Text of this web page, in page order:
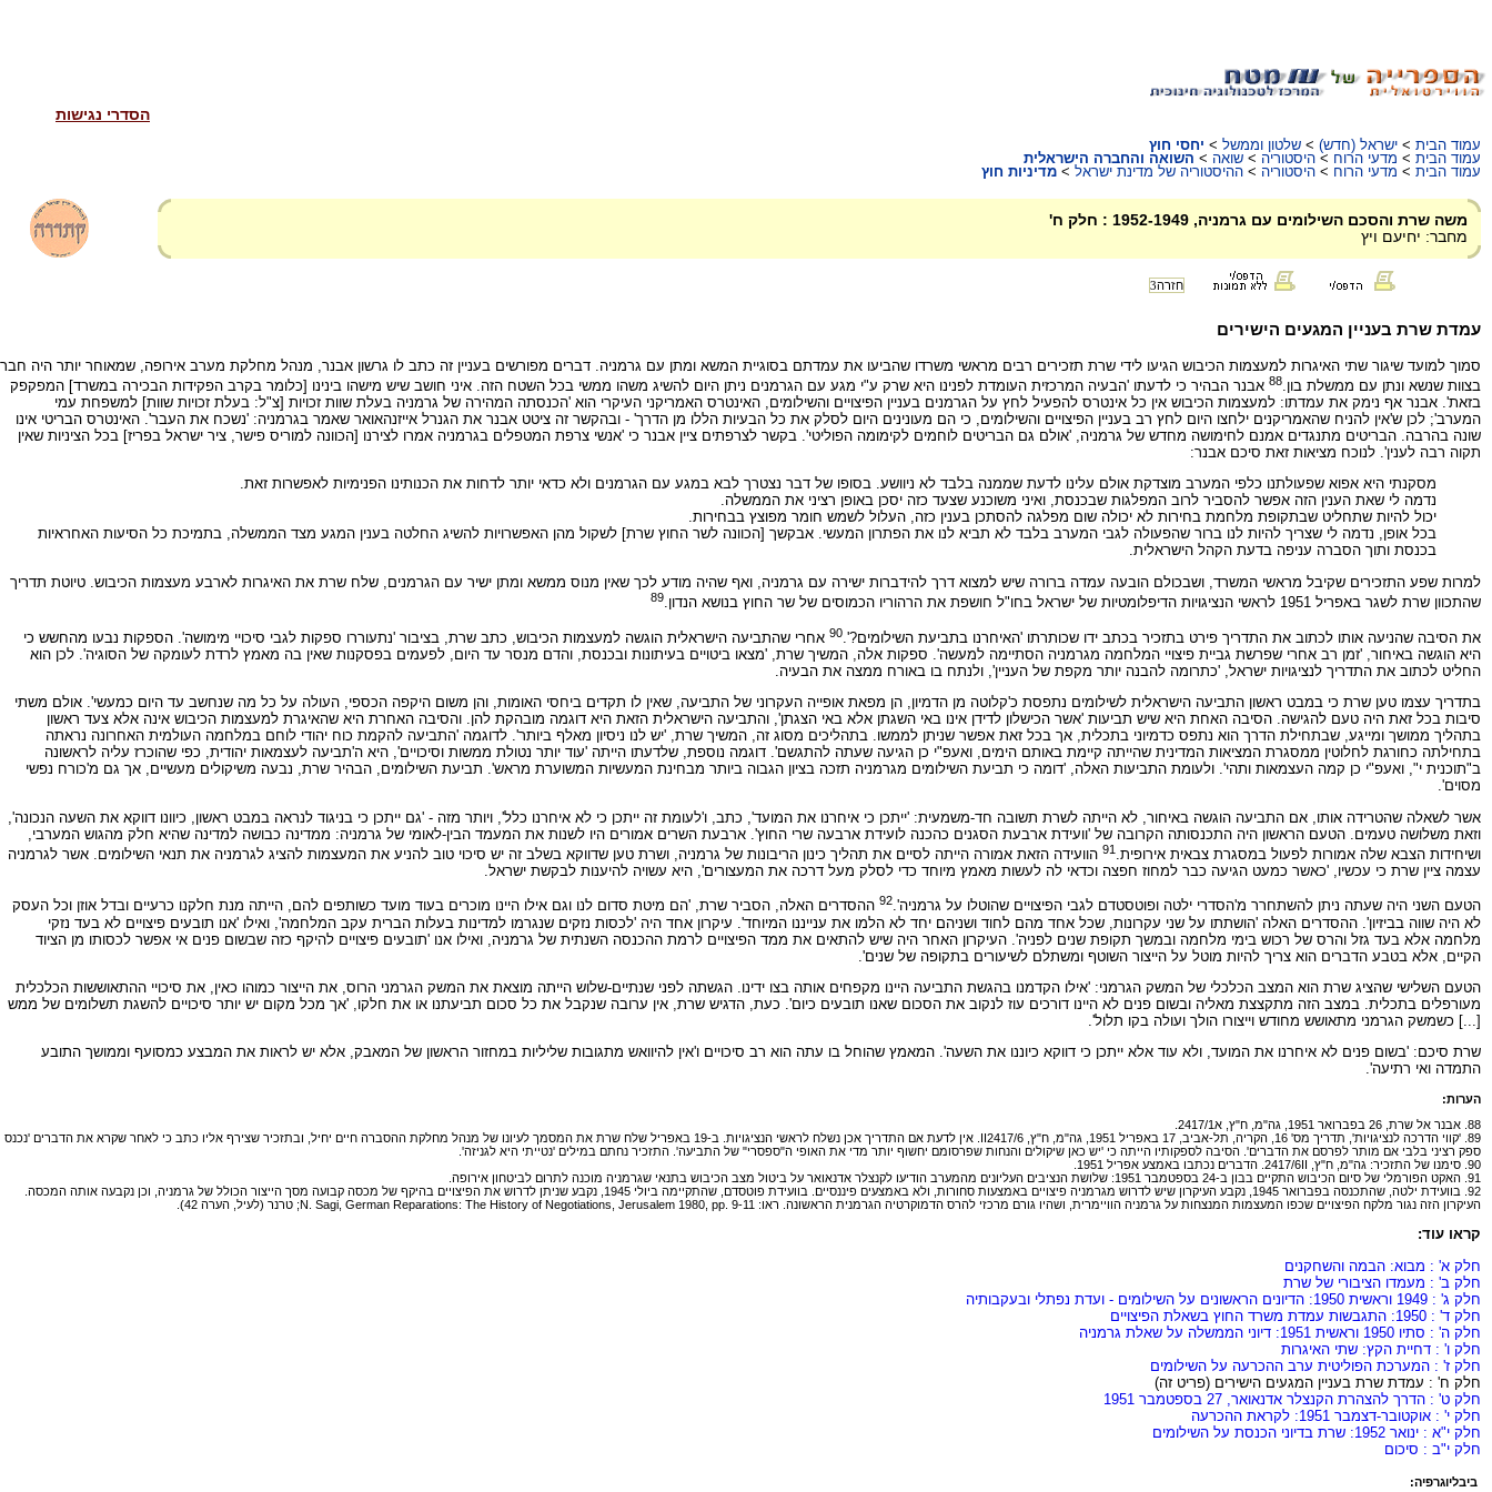
הסדרי נגישות
עמוד הבית > ישראל (חדש) > שלטון וממשל > יחסי חוץ
עמוד הבית > מדעי הרוח > היסטוריה > שואה > השואה והחברה הישראלית
עמוד הבית > מדעי הרוח > היסטוריה > ההיסטוריה של מדינת ישראל > מדיניות חוץ
משה שרת והסכם השילומים עם גרמניה, 1952-1949 : חלק ח'
מחבר: יחיעם ויץ
חזרה3
עמדת שרת בעניין המגעים הישירים
סמוך למועד שיגור שתי האיגרות למעצמות הכיבוש הגיעו לידי שרת תזכירים רבים מראשי משרדו שהביעו את עמדתם בסוגיית המשא ומתן עם גרמניה. דברים מפורשים בעניין זה כתב לו גרשון אבנר, מנהל מחלקת מערב אירופה, שמאוחר יותר היה חבר
בצוות שנשא ונתן עם ממשלת בון.88 אבנר הבהיר כי לדעתו 'הבעיה המרכזית העומדת לפנינו היא שרק ע"י מגע עם הגרמנים ניתן היום להשיג משהו ממשי בכל השטח הזה. איני חושב שיש מישהו בינינו [כלומר בקרב הפקידות הבכירה במשרד] המפקפק
בזאת'. אבנר אף נימק את עמדתו: למעצמות הכיבוש אין כל אינטרס להפעיל לחץ על הגרמנים בעניין הפיצויים והשילומים, האינטרס האמריקני העיקרי הוא 'הכנסתה המהירה של גרמניה בעלת שוות זכויות [צ"ל: בעלת זכויות שוות] למשפחת עמי
המערב'; לכן ש'אין להניח שהאמריקנים ילחצו היום לחץ רב בעניין הפיצויים והשילומים, כי הם מעונינים היום לסלק את כל הבעיות הללו מן הדרך' - ובהקשר זה ציטט אבנר את הגנרל אייזנהאואר שאמר בגרמניה: 'נשכח את העבר'. האינטרס הבריטי אינו
שונה בהרבה. הבריטים מתנגדים אמנם לחימושה מחדש של גרמניה, 'אולם גם הבריטים לוחמים לקימומה הפוליטי'. בקשר לצרפתים ציין אבנר כי 'אנשי צרפת המטפלים בגרמניה אמרו לצירנו [הכוונה למוריס פישר, ציר ישראל בפריז] בכל הציניות שאין
תקוה רבה לענין'. לנוכח מציאות זאת סיכם אבנר:
מסקנתי היא אפוא שפעולתנו כלפי המערב מוצדקת אולם עלינו לדעת שממנה בלבד לא ניוושע. בסופו של דבר נצטרך לבא במגע עם הגרמנים ולא כדאי יותר לדחות את הכנותינו הפנימיות לאפשרות זאת.
נדמה לי שאת הענין הזה אפשר להסביר לרוב המפלגות שבכנסת, ואיני משוכנע שצעד כזה יסכן באופן רציני את הממשלה.
יכול להיות שתחליט שבתקופת מלחמת בחירות לא יכולה שום מפלגה להסתכן בענין כזה, העלול לשמש חומר מפוצץ בבחירות.
בכל אופן, נדמה לי שצריך להיות לנו ברור שהפעולה לגבי המערב בלבד לא תביא לנו את הפתרון המעשי. אבקשך [הכוונה לשר החוץ שרת] לשקול מהן האפשרויות להשיג החלטה בענין המגע מצד הממשלה, בתמיכת כל הסיעות האחראיות
בכנסת ותוך הסברה עניפה בדעת הקהל הישראלית.
למרות שפע התזכירים שקיבל מראשי המשרד, ושבכולם הובעה עמדה ברורה שיש למצוא דרך להידברות ישירה עם גרמניה, ואף שהיה מודע לכך שאין מנוס ממשא ומתן ישיר עם הגרמנים, שלח שרת את האיגרות לארבע מעצמות הכיבוש. טיוטת תדריך
שהתכוון שרת לשגר באפריל 1951 לראשי הנציגויות הדיפלומטיות של ישראל בחו"ל חושפת את הרהוריו הכמוסים של שר החוץ בנושא הנדון.
89
את הסיבה שהניעה אותו לכתוב את התדריך פירט בתזכיר בכתב ידו שכותרתו 'האיחרנו בתביעת השילומים?'. 90 אחרי שהתביעה הישראלית הוגשה למעצמות הכיבוש, כתב שרת, בציבור 'נתעוררו ספקות לגבי סיכויי מימושה'. הספקות נבעו מהחשש כי
היא הוגשה באיחור, 'זמן רב אחרי שפרשת גביית פיצויי המלחמה מגרמניה הסתיימה למעשה'. ספקות אלה, המשיך שרת, 'מצאו ביטויים בעיתונות ובכנסת, והדם מנסר עד היום, לפעמים בפסקנות שאין בה מאמץ לרדת לעומקה של הסוגיה'. לכן הוא
החליט לכתוב את התדריך לנציגויות ישראל, 'כתרומה להבנה יותר מקפת של העניין', ולנתח בו באורח ממצה את הבעיה.
בתדריך עצמו טען שרת כי במבט ראשון התביעה הישראלית לשילומים נתפסת כ'קלוטה מן הדמיון, הן מפאת אופייה העקרוני של התביעה, שאין לו תקדים ביחסי האומות, והן משום היקפה הכספי, העולה על כל מה שנחשב עד היום כמעשי'. אולם משתי
סיבות בכל זאת היה טעם להגישה. הסיבה האחת היא שיש תביעות 'אשר הכישלון לדידן אינו באי השגתן אלא באי הצגתן', והתביעה הישראלית הזאת היא דוגמה מובהקת להן. והסיבה האחרת היא שהאיגרת למעצמות הכיבוש אינה אלא צעד ראשון
בתהליך ממושך ומייגע, שבתחילת הדרך הוא נתפס כדמיוני בתכלית, אך בכל זאת אפשר שניתן לממשו. בתהליכים מסוג זה, המשיך שרת, 'יש לנו ניסיון מאלף ביותר'. לדוגמה 'התביעה להקמת כוח יהודי לוחם במלחמה העולמית האחרונה נראתה
בתחילתה כחורגת לחלוטין ממסגרת המציאות המדינית שהייתה קיימת באותם הימים, ואעפ"י כן הגיעה שעתה להתגשם'. דוגמה נוספת, שלדעתו הייתה 'עוד יותר נטולת ממשות וסיכויים', היא ה'תביעה לעצמאות יהודית, כפי שהוכרז עליה לראשונה
ב"תוכנית י", ואעפ"י כן קמה העצמאות ותהי'. ולעומת התביעות האלה, 'דומה כי תביעת השילומים מגרמניה תזכה בציון הגבוה ביותר מבחינת המעשיות המשוערת מראש'. תביעת השילומים, הבהיר שרת, נבעה משיקולים מעשיים, אך גם מ'כורח נפשי
מסוים'.
אשר לשאלה שהטרידה אותו, אם התביעה הוגשה באיחור, לא הייתה לשרת תשובה חד-משמעית: 'ייתכן כי איחרנו את המועד', כתב, ו'לעומת זה ייתכן כי לא איחרנו כלל', ויותר מזה - 'גם ייתכן כי בניגוד לנראה במבט ראשון, כיוונו דווקא את השעה הנכונה',
וזאת משלושה טעמים. הטעם הראשון היה התכנסותה הקרובה של 'וועידת ארבעת הסגנים כהכנה לועידת ארבעה שרי החוץ'. ארבעת השרים אמורים היו לשנות את המעמד הבין-לאומי של גרמניה: ממדינה כבושה למדינה שהיא חלק מהגוש המערבי,
ושיחידות הצבא שלה אמורות לפעול במסגרת צבאית אירופית. 91 הוועידה הזאת אמורה הייתה לסיים את תהליך כינון הריבונות של גרמניה, ושרת טען שדווקא בשלב זה יש סיכוי טוב להניע את המעצמות להציג לגרמניה את תנאי השילומים. אשר לגרמניה
עצמה ציין שרת כי עכשיו, 'כאשר כמעט הגיעה כבר למחוז חפצה וכדאי לה לעשות מאמץ מיוחד כדי לסלק מעל דרכה את המעצורים', היא עשויה להיענות לבקשת ישראל.
הטעם השני היה שעתה ניתן להשתחרר מ'הסדרי ילטה ופוטסטדם לגבי הפיצויים שהוטלו על גרמניה'.92 ההסדרים האלה, הסביר שרת, 'הם מיטת סדום לנו וגם אילו היינו מוכרים בעוד מועד כשותפים להם, הייתה מנת חלקנו כרעיים ובדל אוזן וכל העסק
לא היה שווה בביזיון'. ההסדרים האלה 'הושתתו על שני עקרונות, שכל אחד מהם לחוד ושניהם יחד לא הלמו את ענייננו המיוחד'. עיקרון אחד היה 'לכסות נזקים שנגרמו למדינות בעלות הברית עקב המלחמה', ואילו 'אנו תובעים פיצויים לא בעד נזקי
מלחמה אלא בעד גזל והרס של רכוש בימי מלחמה ובמשך תקופת שנים לפניה'. העיקרון האחר היה שיש להתאים את ממד הפיצויים לרמת ההכנסה השנתית של גרמניה, ואילו אנו 'תובעים פיצויים להיקף כזה שבשום פנים אי אפשר לכסותו מן הציוד
הקיים, אלא בטבע הדברים הוא צריך להיות מוטל על הייצור השוטף ומשתלם לשיעורים בתקופה של שנים'.
הטעם השלישי שהציג שרת הוא המצב הכלכלי של המשק הגרמני: 'אילו הקדמנו בהגשת התביעה היינו מקפחים אותה בצו ידינו. הגשתה לפני שנתיים-שלוש הייתה מוצאת את המשק הגרמני הרוס, את הייצור כמוהו כאין, את סיכויי ההתאוששות הכלכלית
מעורפלים בתכלית. במצב הזה מתקצצת מאליה ובשום פנים לא היינו דורכים עוז לנקוב את הסכום שאנו תובעים כיום'. כעת, הדגיש שרת, אין ערובה שנקבל את כל סכום תביעתנו או את חלקו, 'אך מכל מקום יש יותר סיכויים להשגת תשלומים של ממש
[...] כשמשק הגרמני מתאושש מחודש וייצורו הולך ועולה בקו תלול'.
שרת סיכם: 'בשום פנים לא איחרנו את המועד, ולא עוד אלא ייתכן כי דווקא כיוננו את השעה'. המאמץ שהוחל בו עתה הוא רב סיכויים ו'אין להיוואש מתגובות שליליות במחזור הראשון של המאבק, אלא יש לראות את המבצע כמסועף וממושך התובע
התמדה ואי רתיעה'.
הערות:
88. אבנר אל שרת, 26 בפברואר 1951, גה"מ, ח"ץ, א2417/1.
89. 'קווי הדרכה לנציגויות', תדריך מס' 16, הקריה, תל-אביב, 17 באפריל 1951, גה"מ, ח"ץ, II2417/6. אין לדעת אם התדריך אכן נשלח לראשי הנציגויות. ב-19 באפריל שלח שרת את המסמך לעיונו של מנהל מחלקת ההסברה חיים יחיל, ובתזכיר שצירף אליו כתב כי לאחר שקרא את הדברים 'נכנס
ספק רציני בלבי אם מותר לפרסם את הדברים'. הסיבה לספקותיו הייתה כי 'יש כאן שיקולים והנחות שפרסומם יחשוף יותר מדי את האופי ה"ספסרי" של התביעה'. התזכיר נחתם במילים 'נטייתי היא לגניזה'.
90. סימנו של התזכיר: גה"מ, ח"ץ, 2417/6II. הדברים נכתבו באמצע אפריל 1951.
91. האקט הפורמלי של סיום הכיבוש התקיים בבון ב-24 בספטמבר 1951: שלושת הנציבים העליונים מהמערב הודיעו לקנצלר אדנאואר על ביטול מצב הכיבוש בתנאי שגרמניה מוכנה לתרום לביטחון אירופה.
92. בוועידת ילטה, שהתכנסה בפברואר 1945, נקבע העיקרון שיש לדרוש מגרמניה פיצויים באמצעות סחורות, ולא באמצעים פיננסיים. בוועידת פוטסדם, שהתקיימה ביולי 1945, נקבע שניתן לדרוש את הפיצויים בהיקף של מכסה קבועה מסך הייצור הכולל של גרמניה, וכן נקבעה אותה המכסה.
העיקרון הזה נגור מלקח הפיצויים שכפו המעצמות המנצחות על גרמניה הוויימרית, ושהיו גורם מרכזי להרס הדמוקרטיה הגרמנית הראשונה. ראו: N. Sagi, German Reparations: The History of Negotiations, Jerusalem 1980, pp. 9-11; טרנר (לעיל, הערה 42).
קראו עוד:
חלק א' : מבוא: הבמה והשחקנים
חלק ב' : מעמדו הציבורי של שרת
חלק ג' : 1949 וראשית 1950: הדיונים הראשונים על השילומים - ועדת נפתלי ובעקבותיה
חלק ד' : 1950: התגבשות עמדת משרד החוץ בשאלת הפיצויים
חלק ה' : סתיו 1950 וראשית 1951: דיוני הממשלה על שאלת גרמניה
חלק ו' : דחיית הקץ: שתי האיגרות
חלק ז' : המערכת הפוליטית ערב ההכרעה על השילומים
חלק ח' : עמדת שרת בעניין המגעים הישירים (פריט זה)
חלק ט' : הדרך להצהרת הקנצלר אדנאואר, 27 בספטמבר 1951
חלק י' : אוקטובר-דצמבר 1951: לקראת ההכרעה
חלק י"א : ינואר 1952: שרת בדיוני הכנסת על השילומים
חלק י"ב : סיכום
ביבליוגרפיה: